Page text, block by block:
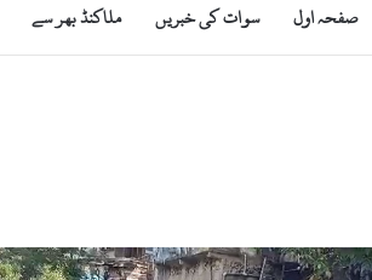
صفحہ اول سوات کی خبریں ملاکنڈ بھر سے